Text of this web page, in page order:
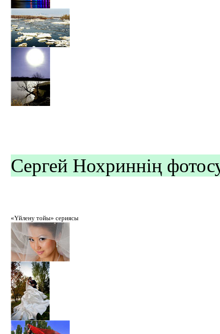
Сергей Нохриннің
«Үйлену тойы» сериясы